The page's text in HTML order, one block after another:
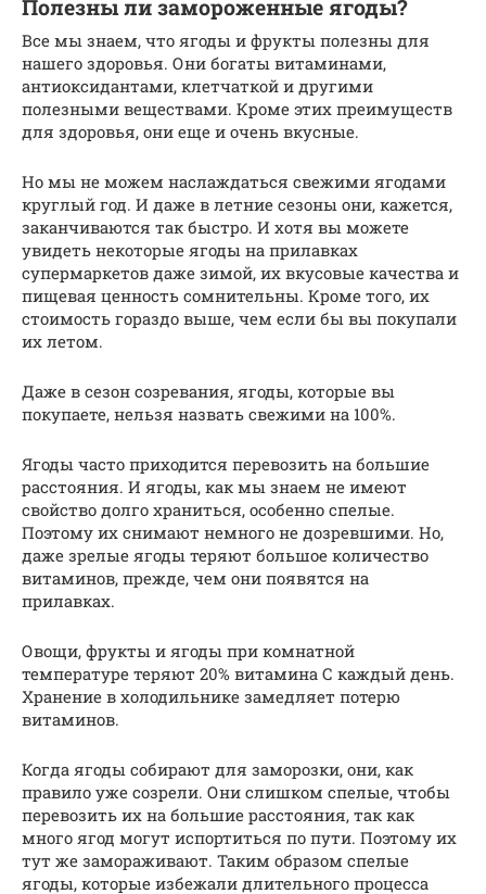
Полезны ли замороженные ягоды?
Все мы знаем, что ягоды и фрукты полезны для
нашего здоровья. Они богаты витаминами,
антиоксидантами, клетчаткой и другими
полезными веществами. Кроме этих преимуществ
для здоровья, они еще и очень вкусные.
Но мы не можем наслаждаться свежими ягодами
круглый год. И даже в летние сезоны они, кажется,
заканчиваются так быстро. И хотя вы можете
увидеть некоторые ягоды на прилавках
супермаркетов даже зимой, их вкусовые качества и
пищевая ценность сомнительны. Кроме того, их
стоимость гораздо выше, чем если бы вы покупали
их летом.
Даже в сезон созревания, ягоды, которые вы
покупаете, нельзя назвать свежими на 100%.
Ягоды часто приходится перевозить на большие
расстояния. И ягоды, как мы знаем не имеют
свойство долго храниться, особенно спелые.
Поэтому их снимают немного не дозревшими. Но,
даже зрелые ягоды теряют большое количество
витаминов, прежде, чем они появятся на
прилавках.
Овощи, фрукты и ягоды при комнатной
температуре теряют 20% витамина С каждый день.
Хранение в холодильнике замедляет потерю
витаминов.
Когда ягоды собирают для заморозки, они, как
правило уже созрели. Они слишком спелые, чтобы
перевозить их на большие расстояния, так как
много ягод могут испортиться по пути. Поэтому их
тут же замораживают. Таким образом спелые
ягоды, которые избежали длительного процесса